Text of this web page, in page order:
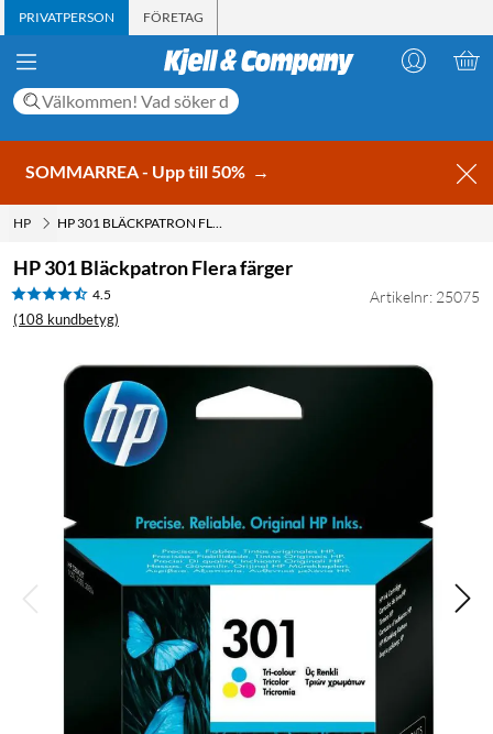
PRIVATPERSON FÖRETAG
SOMMARREA - Upp till 50% →
HP HP 301 BLÄCKPATRON FLERA FÄRGER
HP 301 Bläckpatron Flera färger
4.5
(108 kundbetyg)
Artikelnr: 25075